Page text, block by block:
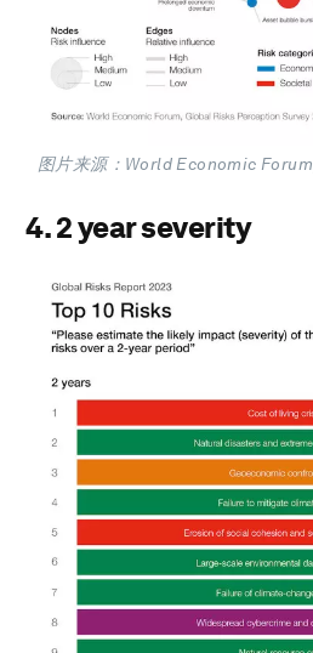
图片来源：World Economic
4. 2 year severity